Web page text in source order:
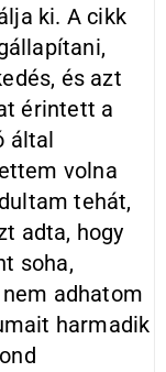
ki. A cikk
és azt
érintett a
által
volna
tehát,
adta, hogy
soha,
adhatom
harmadik